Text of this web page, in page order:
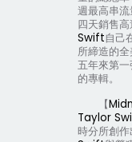
週最高串
四天銷售高
Swift自己
所締造的
五年來第
的專輯。
【
Taylor
時分所創